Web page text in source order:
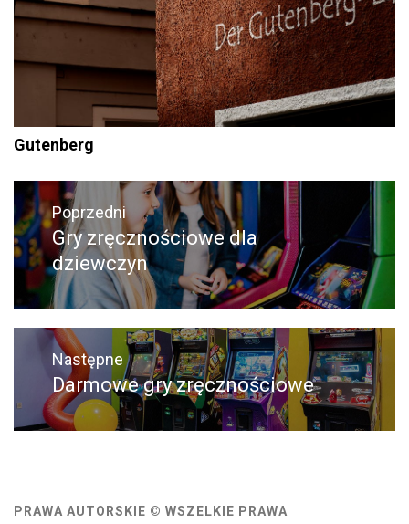
Gutenberg
Nawigacja
wpisuPoprzedni
Poprzedni
wpis:
Gry zręcznościowe dla
dziewczyn
Następne
Następny
post:
Darmowe gry zręcznościowe
PRAWA AUTORSKIE © WSZELKIE PRAWA